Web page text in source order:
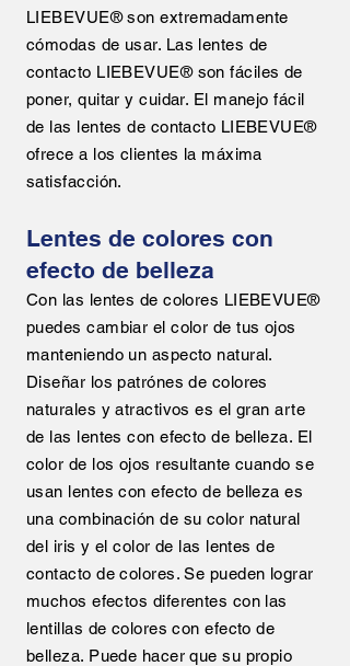
LIEBEVUE® son extremadamente
cómodas de usar. Las lentes de
contacto LIEBEVUE® son fáciles de
poner, quitar y cuidar. El manejo fácil
de las lentes de contacto LIEBEVUE®
ofrece a los clientes la máxima
satisfacción.
Lentes de colores con
efecto de belleza
Con las lentes de colores LIEBEVUE®
puedes cambiar el color de tus ojos
manteniendo un aspecto natural.
Diseñar los patrónes de colores
naturales y atractivos es el gran arte
de las lentes con efecto de belleza. El
color de los ojos resultante cuando se
usan lentes con efecto de belleza es
una combinación de su color natural
del iris y el color de las lentes de
contacto de colores. Se pueden lograr
muchos efectos diferentes con las
lentillas de colores con efecto de
belleza. Puede hacer que su propio